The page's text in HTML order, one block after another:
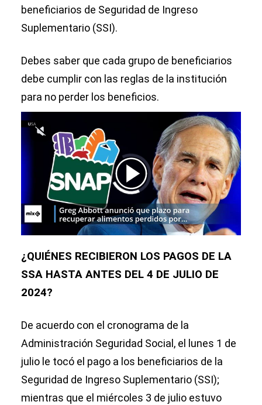
beneficiarios de Seguridad de Ingreso
Suplementario (SSI).
Debes saber que cada grupo de beneficiarios
debe cumplir con las reglas de la institución
para no perder los beneficios.
00:00/01:00
¿QUIÉNES RECIBIERON LOS PAGOS DE LA
SSA HASTA ANTES DEL 4 DE JULIO DE
2024?
De acuerdo con el cronograma de la
Administración Seguridad Social, el lunes 1 de
julio le tocó el pago a los beneficiarios de la
Seguridad de Ingreso Suplementario (SSI);
mientras que el miércoles 3 de julio estuvo